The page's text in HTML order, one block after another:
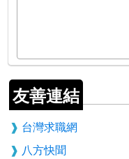
友善連結
台灣求職網
八方快聞